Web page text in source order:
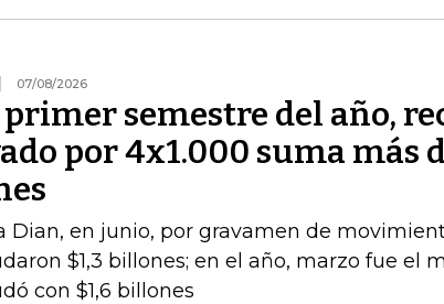
07/08/2026
primer semestre del año,
por 4x1.000 suma más
Dian, en junio, por gravamen de
$1,3 billones; en el año, marzo fue el
con $1,6 billones